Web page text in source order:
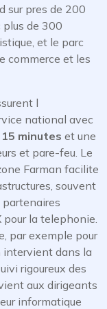
sur pres de 200
plus de 300
et le parc
commerce et les
l
national avec
15 minutes et une
et pare-feu. Le
Farman facilite
souvent
partenaires
la telephonie.
par exemple pour
intervient dans la
rigoureux des
aux dirigeants
informatique